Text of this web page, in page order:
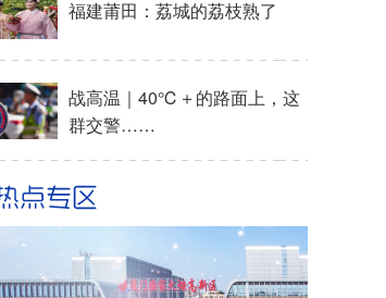
福建莆田：荔城的荔枝熟了
战高温｜40℃＋的路面上，这
群交警……